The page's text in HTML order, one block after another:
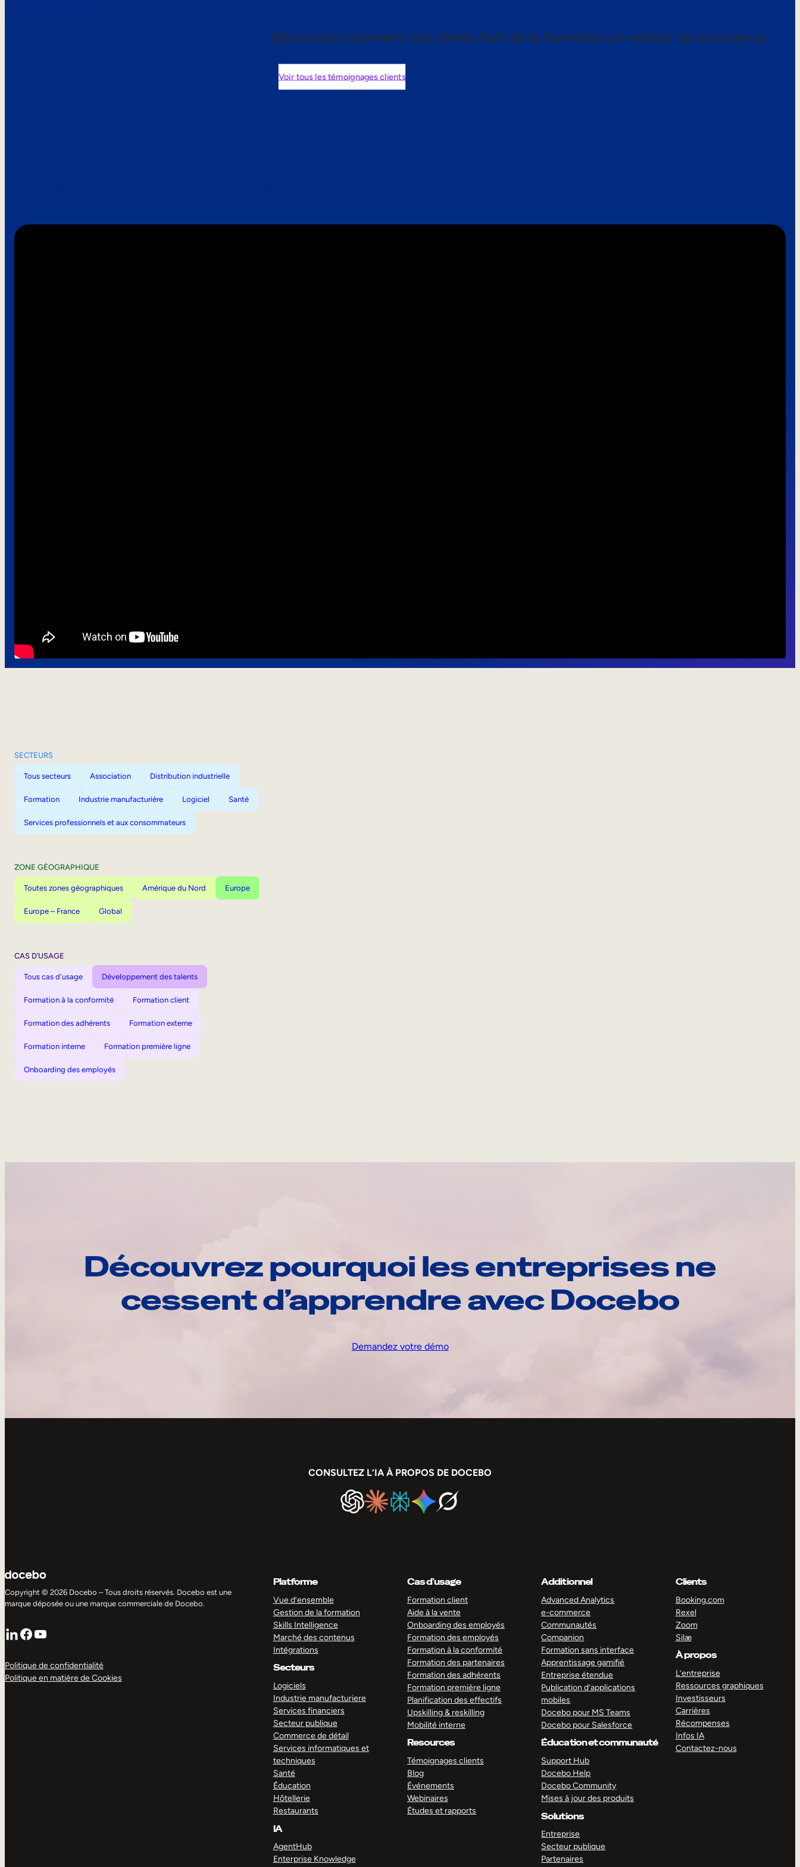
Découvrez comment nos clients font de la formation un moteur de croissance.
Voir tous les témoignages clients
SECTEURS
Tous secteurs Association Distribution industrielle
Formation Industrie manufacturière Logiciel Santé
Services professionnels et aux consommateurs
ZONE GÉOGRAPHIQUE
Toutes zones géographiques Amérique du Nord Europe
Europe – France Global
CAS D’USAGE
Tous cas d'usage Développement des talents
Formation à la conformité Formation client
Formation des adhérents Formation externe
Formation interne Formation première ligne
Onboarding des employés
Découvrez pourquoi les entreprises ne
cessent d’apprendre avec Docebo
Demandez votre démo
CONSULTEZ L’IA À PROPOS DE DOCEBO
Copyright © 2026 Docebo – Tous droits réservés. Docebo est une
marque déposée ou une marque commerciale de Docebo.
LinkedIn
Facebook
YouTube
Politique de confidentialité
Politique en matière de Cookies
Platforme
Vue d’ensemble
Gestion de la formation
Skills Intelligence
Marché des contenus
Intégrations
Secteurs
Logiciels
Industrie manufacturiere
Services financiers
Secteur publique
Commerce de détail
Services informatiques et
techniques
Santé
Éducation
Hôtellerie
Restaurants
IA
AgentHub
Enterprise Knowledge
Cas d’usage
Formation client
Aide à la vente
Onboarding des employés
Formation des employés
Formation à la conformité
Formation des partenaires
Formation des adhérents
Formation première ligne
Planification des effectifs
Upskilling & reskilling
Mobilité interne
Resources
Témoignages clients
Blog
Événements
Webinaires
Études et rapports
Additionnel
Advanced Analytics
e-commerce
Communautés
Companion
Formation sans interface
Apprentissage gamifié
Entreprise étendue
Publication d’applications
mobiles
Docebo pour MS Teams
Docebo pour Salesforce
Éducation et communauté
Support Hub
Docebo Help
Docebo Community
Mises à jour des produits
Solutions
Entreprise
Secteur publique
Partenaires
Clients
Booking.com
Rexel
Zoom
Silæ
À propos
L’entreprise
Ressources graphiques
Investisseurs
Carrières
Récompenses
Infos IA
Contactez-nous